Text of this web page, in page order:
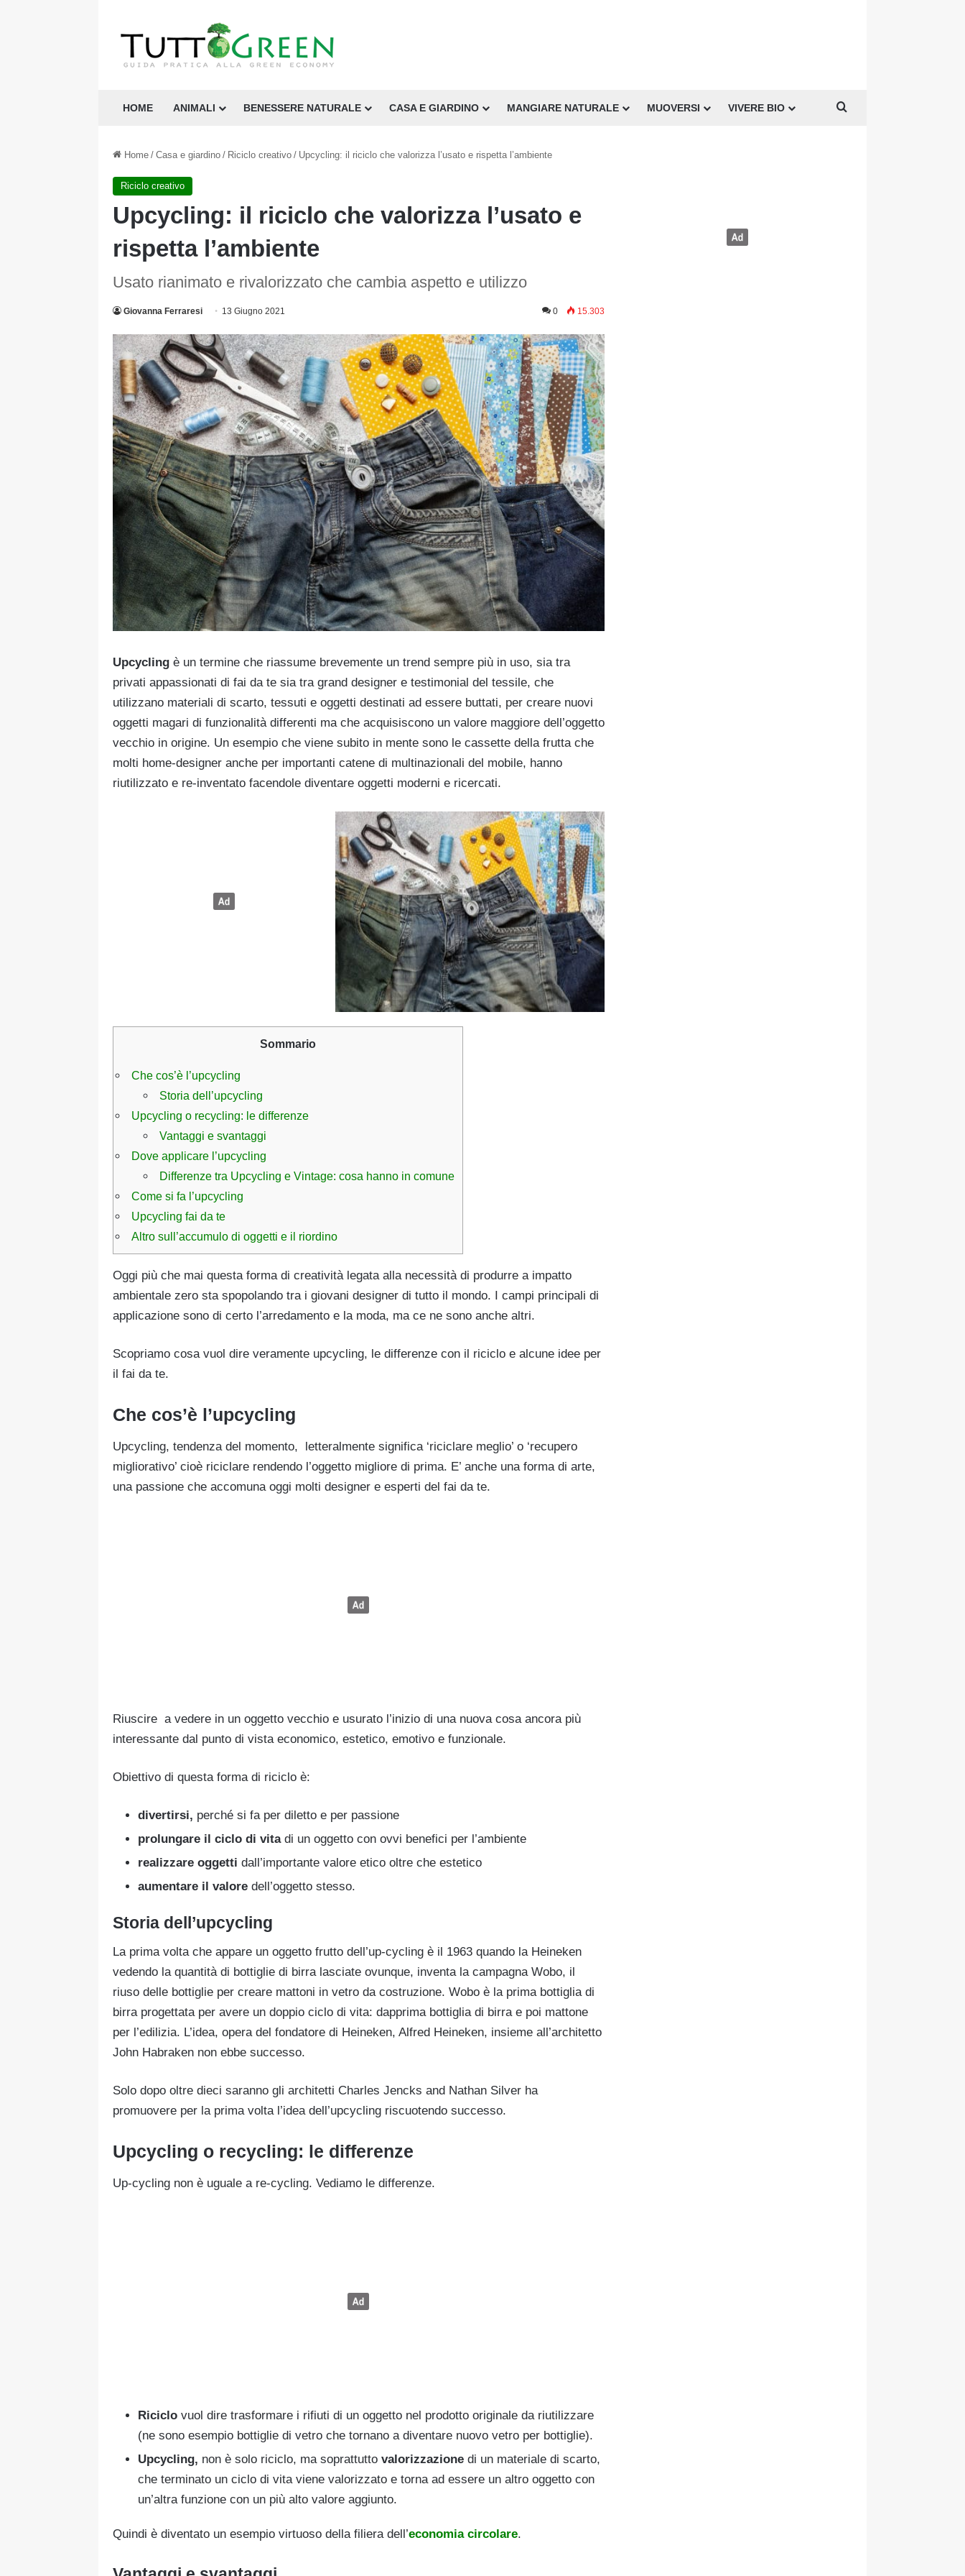
HOME ANIMALI BENESSERE NATURALE CASA E GIARDINO MANGIARE NATURALE MUOVERSI VIVERE BIO
Home / Casa e giardino / Riciclo creativo / Upcycling: il riciclo che valorizza l’usato e rispetta l’ambiente
Riciclo creativo
Upcycling: il riciclo che valorizza l’usato e
rispetta l’ambiente
Usato rianimato e rivalorizzato che cambia aspetto e utilizzo
Giovanna Ferraresi 13 Giugno 2021 0 15.303
Upcycling è un termine che riassume brevemente un trend sempre più in uso, sia tra
privati appassionati di fai da te sia tra grand designer e testimonial del tessile, che
utilizzano materiali di scarto, tessuti e oggetti destinati ad essere buttati, per creare nuovi
oggetti magari di funzionalità differenti ma che acquisiscono un valore maggiore dell’oggetto
vecchio in origine. Un esempio che viene subito in mente sono le cassette della frutta che
molti home-designer anche per importanti catene di multinazionali del mobile, hanno
riutilizzato e re-inventato facendole diventare oggetti moderni e ricercati.
Sommario
Che cos’è l’upcycling
Storia dell’upcycling
Upcycling o recycling: le differenze
Vantaggi e svantaggi
Dove applicare l’upcycling
Differenze tra Upcycling e Vintage: cosa hanno in comune
Come si fa l’upcycling
Upcycling fai da te
Altro sull’accumulo di oggetti e il riordino
Oggi più che mai questa forma di creatività legata alla necessità di produrre a impatto
ambientale zero sta spopolando tra i giovani designer di tutto il mondo. I campi principali di
applicazione sono di certo l’arredamento e la moda, ma ce ne sono anche altri.
Scopriamo cosa vuol dire veramente upcycling, le differenze con il riciclo e alcune idee per
il fai da te.
Che cos’è l’upcycling
Upcycling, tendenza del momento, letteralmente significa ‘riciclare meglio’ o ‘recupero
migliorativo’ cioè riciclare rendendo l’oggetto migliore di prima. E’ anche una forma di arte,
una passione che accomuna oggi molti designer e esperti del fai da te.
Riuscire a vedere in un oggetto vecchio e usurato l’inizio di una nuova cosa ancora più
interessante dal punto di vista economico, estetico, emotivo e funzionale.
Obiettivo di questa forma di riciclo è:
divertirsi, perché si fa per diletto e per passione
prolungare il ciclo di vitadi un oggetto con ovvi benefici per l’ambiente
realizzare oggetti dall’importante valore etico oltre che estetico
aumentare il valore dell’oggetto stesso.
Storia dell’upcycling
La prima volta che appare un oggetto frutto dell’up-cycling è il 1963 quando la Heineken
vedendo la quantità di bottiglie di birra lasciate ovunque, inventa la campagna Wobo, il
riuso delle bottiglie per creare mattoni in vetro da costruzione. Wobo è la prima bottiglia di
birra progettata per avere un doppio ciclo di vita: dapprima bottiglia di birra e poi mattone
per l’edilizia. L’idea, opera del fondatore di Heineken, Alfred Heineken, insieme all’architetto
John Habraken non ebbe successo.
Solo dopo oltre dieci saranno gli architetti Charles Jencks and Nathan Silver ha
promuovere per la prima volta l’idea dell’upcycling riscuotendo successo.
Upcycling o recycling: le differenze
Up-cycling non è uguale a re-cycling. Vediamo le differenze.
Riciclo vuol dire trasformare i rifiuti di un oggetto nel prodotto originale da riutilizzare
(ne sono esempio bottiglie di vetro che tornano a diventare nuovo vetro per bottiglie).
Upcycling, non è solo riciclo, ma soprattutto valorizzazione di un materiale di scarto,
che terminato un ciclo di vita viene valorizzato e torna ad essere un altro oggetto con
un’altra funzione con un più alto valore aggiunto.
Quindi è diventato un esempio virtuoso della filiera dell’economia circolare.